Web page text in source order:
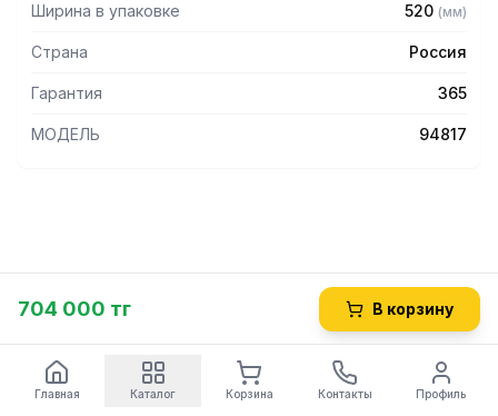
Ширина в упаковке 520 (мм)
Страна Россия
Гарантия 365
МОДЕЛЬ 94817
704 000 тг В корзину
Главная Каталог Корзина Контакты Профиль